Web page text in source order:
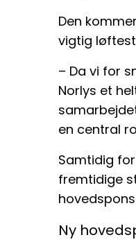
Den
vigtig
– Da vi for
Norlys et
en central
Samtidig
fremtidige
Ny